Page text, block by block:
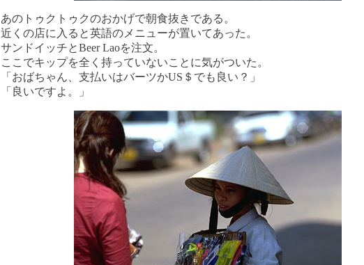
あのトゥクトゥクのおかげで朝食抜きである。
近くの店に入ると英語のメニューが置いてあった。
サンドイッチとBeer Laoを注文。
ここでキップを全く持っていないことに気がついた。
「おばちゃん、支払いはバーツかUS＄でも良い？」
「良いですよ。」